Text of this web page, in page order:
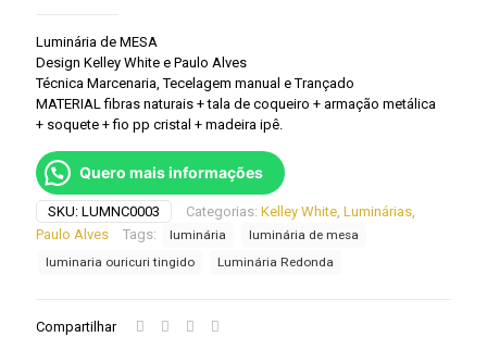
Luminária de MESA
Design Kelley White e Paulo Alves
Técnica Marcenaria, Tecelagem manual e Trançado
MATERIAL fibras naturais + tala de coqueiro + armação metálica
+ soquete + fio pp cristal + madeira ipê.
Quero mais informações
SKU: LUMNC0003 Categorias: Kelley White Luminárias
Paulo Alves
Tags: luminária
luminária de mesa
luminaria ouricuri tingido
Luminária Redonda
Compartilhar